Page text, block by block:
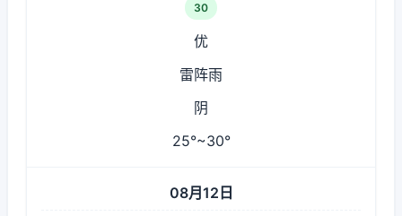
30
优
雷阵雨
阴
25°~30°
08月12日